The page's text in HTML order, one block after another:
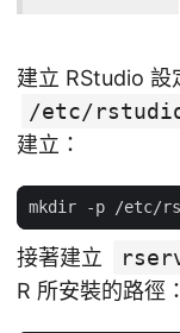
建立 RStudio 設
/etc/
建立：
接著建立
R 所安裝的路徑：